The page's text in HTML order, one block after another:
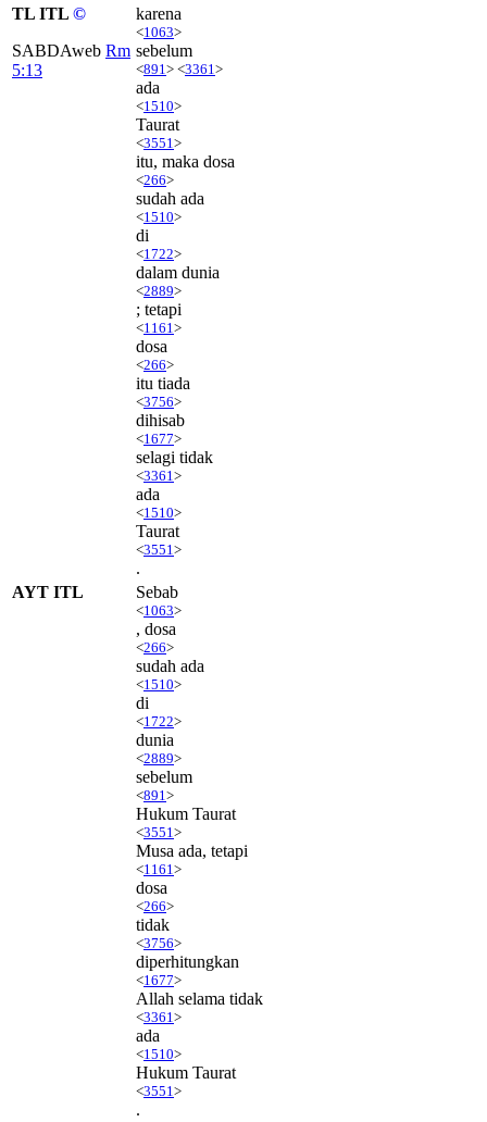
TL ITL ©
SABDAweb Rm
5:13
karena
<1063>
sebelum
<891 > <3361 >
ada
<1510>
Taurat
<3551 >
itu, maka dosa
<266>
sudah ada
<1510>
di
<1722>
dalam dunia
<2889>
; tetapi
<1161 >
dosa
<266>
itu tiada
<3756>
dihisab
<1677>
selagi tidak
<3361 >
ada
<1510>
Taurat
<3551 >
.
AYT ITL
Sebab
<1063>
, dosa
<266>
sudah ada
<1510>
di
<1722>
dunia
<2889>
sebelum
<891 >
Hukum Taurat
<3551 >
Musa ada, tetapi
<1161 >
dosa
<266>
tidak
<3756>
diperhitungkan
<1677>
Allah selama tidak
<3361 >
ada
<1510>
Hukum Taurat
<3551 >
.